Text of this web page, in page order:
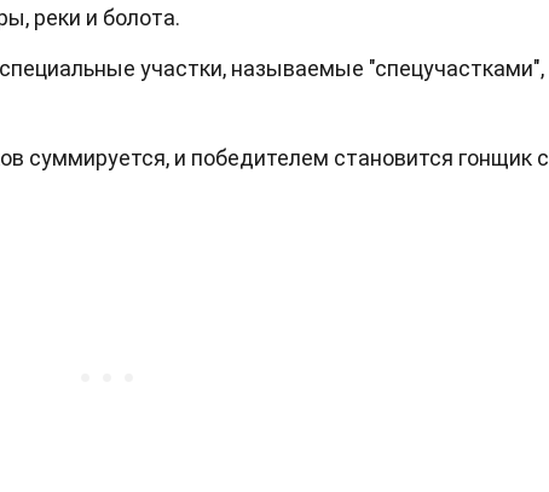
реки и болота.
участки, называемые "спецучастками",
суммируется, и победителем становится гонщик с